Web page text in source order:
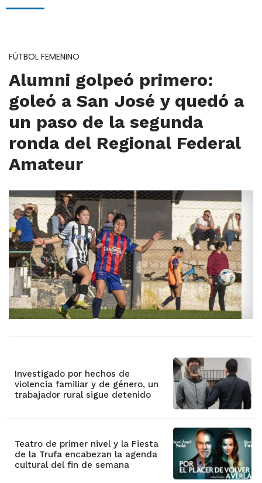
FÚTBOL FEMENINO
Alumni golpeó primero:
goleó a San José y quedó a
un paso de la segunda
ronda del Regional Federal
Amateur
Investigado por hechos de
violencia familiar y de género, un
trabajador rural sigue detenido
Teatro de primer nivel y la Fiesta
de la Trufa encabezan la agenda
cultural del fin de semana